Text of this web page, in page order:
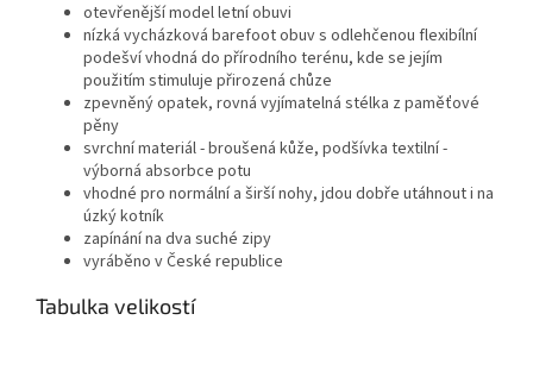
otevřenější model letní obuvi
nízká vycházková barefoot obuv s odlehčenou flexibílní
podešví vhodná do přírodního terénu, kde se jejím
použitím stimuluje přirozená chůze
zpevněný opatek, rovná vyjímatelná stélka z paměťové
pěny
svrchní materiál - broušená kůže, podšívka textilní -
výborná absorbce potu
vhodné pro normální a širší nohy, jdou dobře utáhnout i na
úzký kotník
zapínání na dva suché zipy
vyráběno v České republice
Tabulka velikostí